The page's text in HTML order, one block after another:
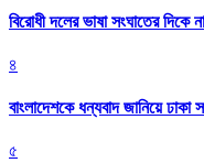
বিরোধী দলের ভাষা সংঘাতের
৪
বাংলাদেশকে ধন্যবাদ জানিয়ে
৫